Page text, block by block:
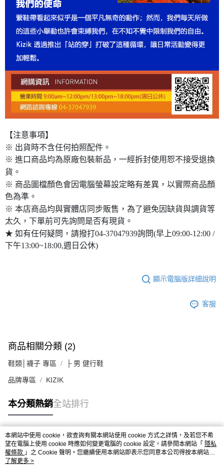
【注意事項】
※ 出貨時不含任何拍照配件。
※ 進口商品均為原廠包裝新品，一經拆封使用恕不接受退換
貨。
※ 商品圖檔顏色會因電腦螢幕設定略有差異，以實際商品顏
色為準。
※ 本店商品均與實體店同步販售，為了避免因缺貨與調貨等
太久，下單前可先詢問是否有現貨。
★ 如有任何疑問，請撥打04-37047939詢問(早上09:00-12:00 /
下午13:00~18:00,週日公休)
顯示電腦版詳細說明
客服
商品相關分類 (2)
鞋類│襪子 專區 ├ 男 健行鞋
品牌專區 KIZIK
本分類熱銷全站排行
熱門標籤
本網站中使用 cookie，欲查詢有關本網站使用 cookie 方式之詳情，及若您不希
望在電腦上使用 cookie 時應如何變更電腦的 cookie 設定，請參閱本網站「 隱私
權條款 」之 Cookie 聲明。您繼續使用本網站即表示您同意本公司得按本網站使
用條款之 Cookie 聲明使用 cookie。
了解更多 >